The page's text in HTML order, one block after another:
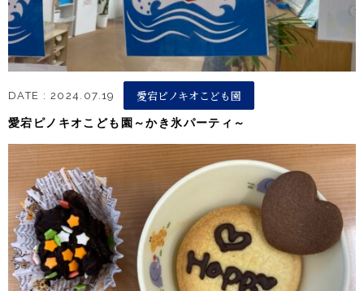
DATE : 2024.07.19 愛宕ピノキオこども園
愛宕ピノキオこども園～かき氷パーティ～